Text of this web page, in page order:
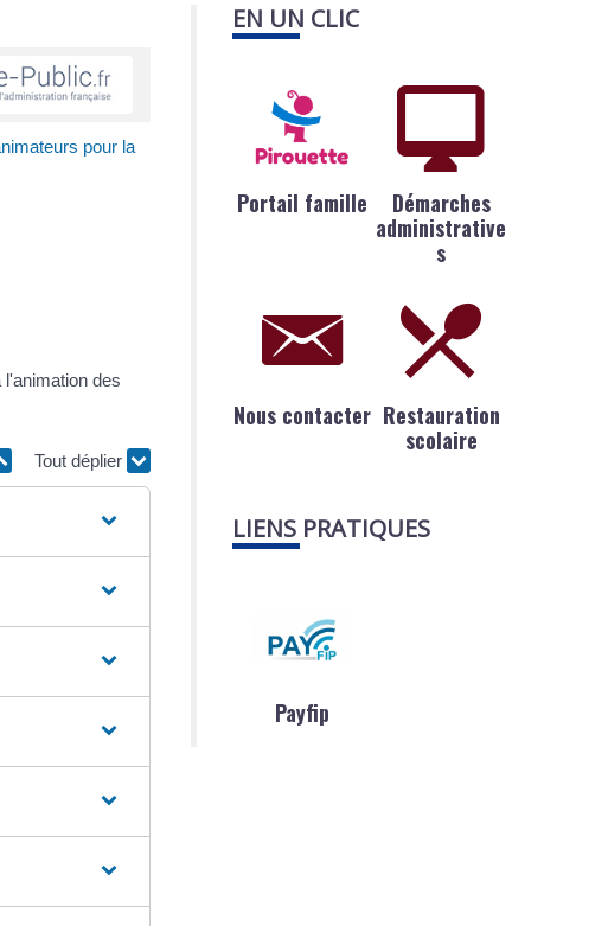
pour la
des
Tout déplier
EN UN CLIC
Portail famille
Démarches
administrative
s
Nous contacter Restauration
scolaire
LIENS PRATIQUES
Payfip